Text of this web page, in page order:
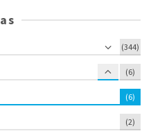
(344)
(6)
(6)
(2)